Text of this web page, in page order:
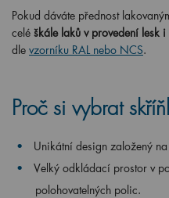
Pokud dáváte přednost
celé škále laků v provedení lesk i
dle vzorníku RAL nebo NCS.
Proč si vybrat
Unikátní design založený
Velký odkládací prostor v
polohovatelných polic.